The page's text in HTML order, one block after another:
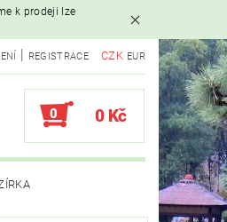
k prodeji lze
CZK EUR
REGISTRACE
0 0 Kč